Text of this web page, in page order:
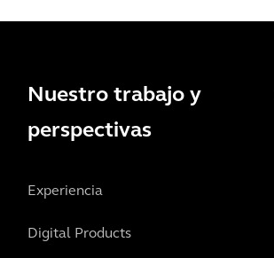
Nuestro trabajo y
perspectivas
Experiencia
Digital Products